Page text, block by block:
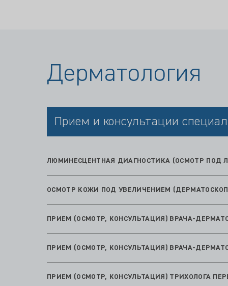
Дерматология
Прием и консультации
ЛЮМИНЕСЦЕНТНАЯ ДИАГНОСТИКА (ОСМОТР ПОД
ОСМОТР КОЖИ ПОД УВЕЛИЧЕНИЕМ
ПРИЕМ (ОСМОТР, КОНСУЛЬТАЦИЯ) ВРАЧА-
ПРИЕМ (ОСМОТР, КОНСУЛЬТАЦИЯ) ВРАЧА-
ПРИЕМ (ОСМОТР, КОНСУЛЬТАЦИЯ) ТРИХОЛОГА